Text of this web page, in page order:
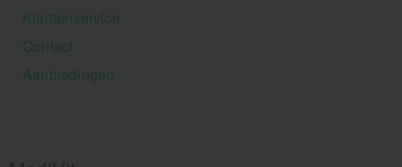
Klantenservice
Contact
Aanbiedingen